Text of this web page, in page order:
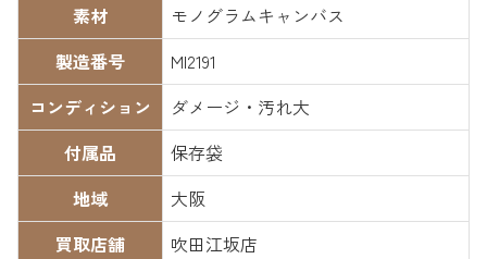
素材
モノグラムキャンバス
製造番号
MI2191
コンディション
ダメージ・汚れ大
付属品
保存袋
地域
大阪
買取店舗
吹田江坂店